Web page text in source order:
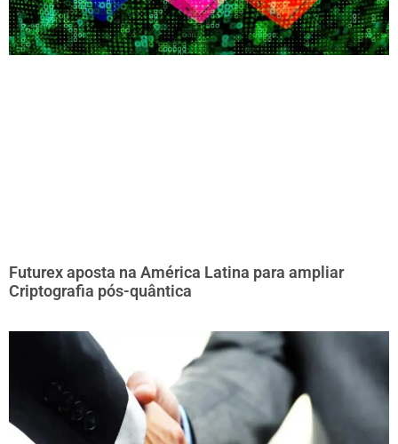
Futurex aposta na América Latina para ampliar
Criptografia pós-quântica